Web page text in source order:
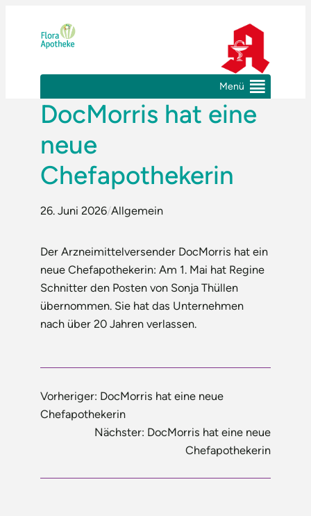
springen
Menü
DocMorris hat eine
neue
Chefapothekerin
26. Juni 2026/Allgemein
Der Arzneimittelversender DocMorris hat ein
neue Chefapothekerin: Am 1. Mai hat Regine
Schnitter den Posten von Sonja Thüllen
übernommen. Sie hat das Unternehmen
nach über 20 Jahren verlassen.
Vorheriger: DocMorris hat eine neue
Chefapothekerin
Nächster: DocMorris hat eine neue
Chefapothekerin